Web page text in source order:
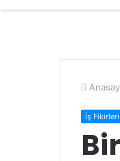
İş Fikirleri